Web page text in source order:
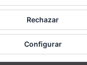
Española de
Rechazar
Configurar